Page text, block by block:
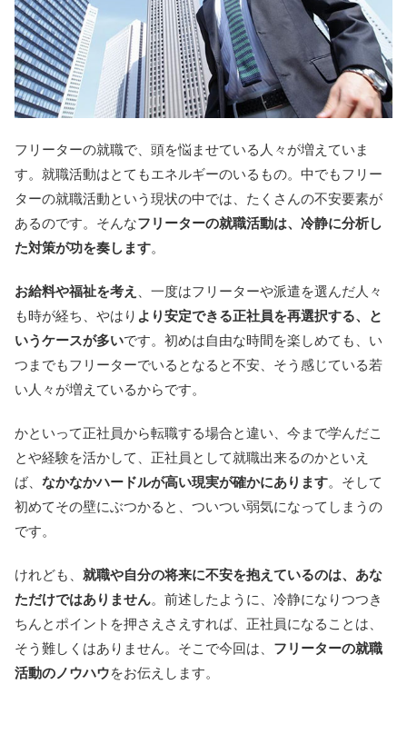
フリーターの就職で、頭を悩ませている人々が増えていま
す。就職活動はとてもエネルギーのいるもの。中でもフリー
ターの就職活動という現状の中では、たくさんの不安要素が
あるのです。そんなフリーターの就職活動は、冷静に分析し
た対策が功を奏します。
お給料や福祉を考え
、一度はフリーターや派遣を選んだ人々
も時が経ち、やはり より安定できる正社員を再選択する、と
いうケースが多いです。初めは自由な時間を楽しめても、い
つまでもフリーターでいるとなると不安、そう感じている若
い人々が増えているからです。
かといって正社員から転職する場合と違い、今まで学んだこ
とや経験を活かして、正社員として就職出来るのかといえ
ば、 なかなかハードルが高い現実が確かにあります。そして
初めてその壁にぶつかると、ついつい弱気になってしまうの
です。
けれども、 就職や自分の将来に不安を抱えているのは、あな
ただけではありません。前述したように、冷静になりつつき
ちんとポイントを押さえさえすれば、正社員になることは、
そう難しくはありません。そこで今回は、 フリーターの就職
活動のノウハウをお伝えします。